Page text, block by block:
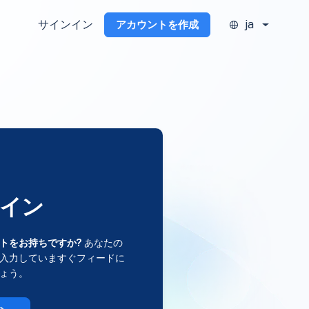
サインイン アカウントを作成 ja
ン
をお持ちですか? あなたの
力していますぐフィードに
う。